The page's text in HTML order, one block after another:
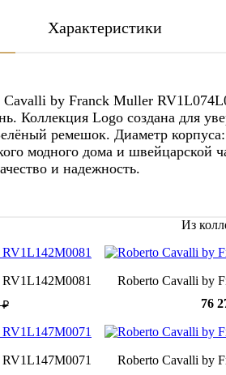
Характеристики
by Franck Muller
Коллекция Logo создана для
ремешок. Диаметр
модного дома и
и надежность.
Из
₽
Roberto Cavalli by
76
Roberto Cavalli by